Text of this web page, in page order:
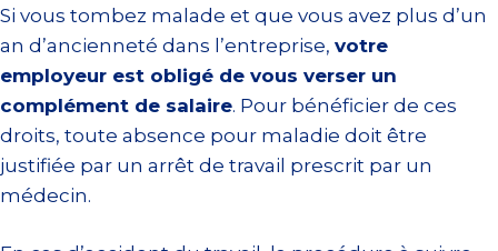
Si vous tombez malade et que vous avez plus d’un
an d’ancienneté dans l’entreprise, votre
employeur est obligé de vous verser un
complément de salaire. Pour bénéficier de ces
droits, toute absence pour maladie doit être
justifiée par un arrêt de travail prescrit par un
médecin.